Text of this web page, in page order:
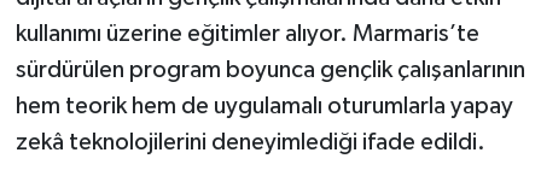
kullanımı üzerine eğitimler alıyor. Marmaris’te
sürdürülen program boyunca gençlik çalışanlarının
hem teorik hem de uygulamalı oturumlarla yapay
zekâ teknolojilerini deneyimlediği ifade edildi.